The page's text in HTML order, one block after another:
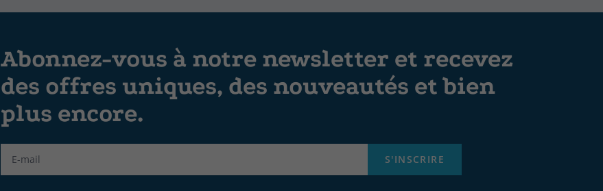
Abonnez-vous à notre newsletter et recevez
des offres uniques, des nouveautés et bien
plus encore.
S'INSCRIRE